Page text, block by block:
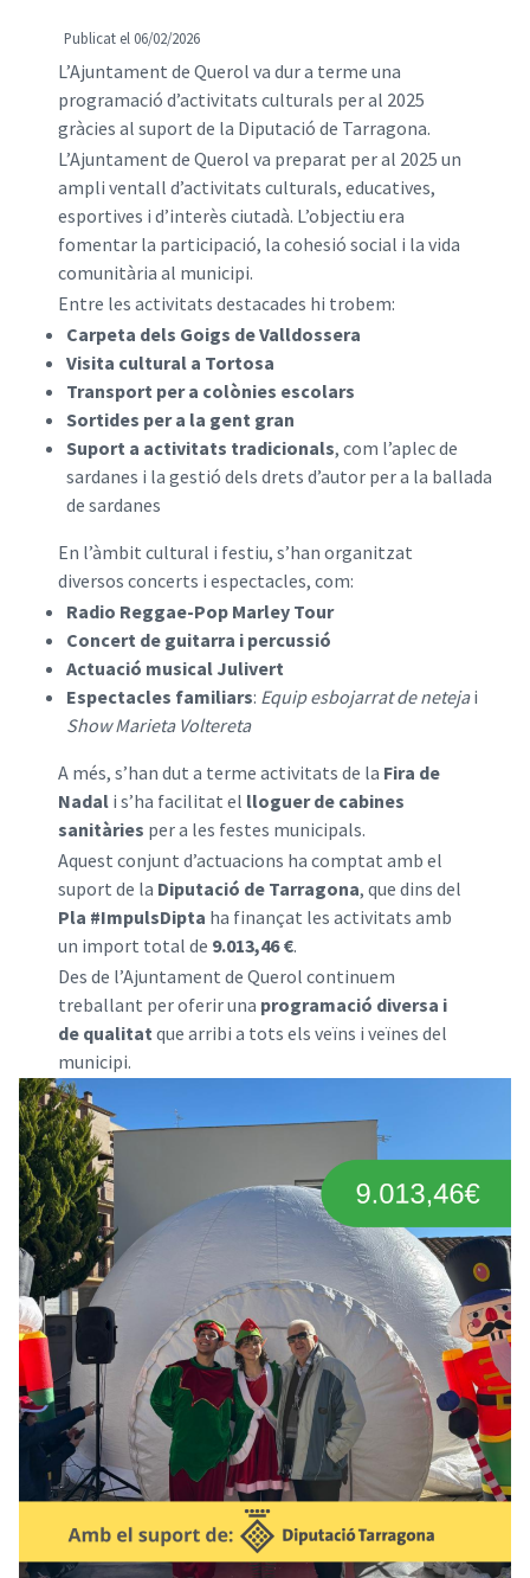
Publicat el 06/02/2026
L’Ajuntament de Querol va dur a terme una
programació d’activitats culturals per al 2025
gràcies al suport de la Diputació de Tarragona.
L’Ajuntament de Querol va preparat per al 2025 un
ampli ventall d’activitats culturals, educatives,
esportives i d’interès ciutadà. L’objectiu era
fomentar la participació, la cohesió social i la vida
comunitària al municipi.
Entre les activitats destacades hi trobem:
Carpeta dels Goigs de Valldossera
Visita cultural a Tortosa
Transport per a colònies escolars
Sortides per a la gent gran
Suport a activitats tradicionals, com l’aplec de
sardanes i la gestió dels drets d’autor per a la ballada
de sardanes
En l’àmbit cultural i festiu, s’han organitzat
diversos concerts i espectacles, com:
Radio Reggae-Pop Marley Tour
Concert de guitarra i percussió
Actuació musical Julivert
Espectacles familiars: Equip esbojarrat de netejai
Show Marieta Voltereta
A més, s’han dut a terme activitats de la Fira de
Nadal i s’ha facilitat el lloguer de cabines
sanitàries per a les festes municipals.
Aquest conjunt d’actuacions ha comptat amb el
suport de la Diputació de Tarragona, que dins del
Pla #ImpulsDipta ha finançat les activitats amb
un import total de 9.013,46 €.
Des de l’Ajuntament de Querol continuem
treballant per oferir una programació diversa i
de qualitat que arribi a tots els veïns i veïnes del
municipi.